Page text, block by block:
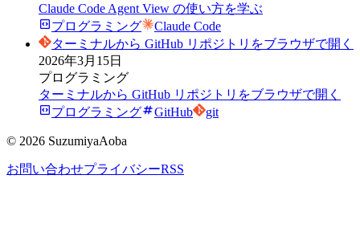
Claude Code Agent View の使い方を学ぶ
プログラミング
Claude Code
ターミナルから GitHub リポジトリをブラウザで開く
2026年3月15日
プログラミング
ターミナルから GitHub リポジトリをブラウザで開く
プログラミング
GitHub git
© 2026 SuzumiyaAoba
お問い合わせプライバシーRSS